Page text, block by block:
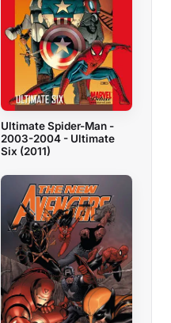
Ultimate Spider-Man -
2003-2004 - Ultimate
Six (2011)